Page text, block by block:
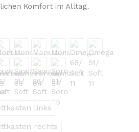
Komfort im Alltag.
links
rechts